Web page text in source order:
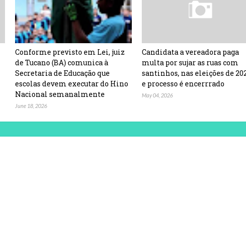
Conforme previsto em Lei, juiz
de Tucano (BA) comunica à
Secretaria de Educação que
escolas devem executar do Hino
Nacional semanalmente
June 18, 2026
Candidata a vereadora paga
multa por sujar as ruas com
santinhos, nas eleições de
e processo é encerrrado
May 04, 2026